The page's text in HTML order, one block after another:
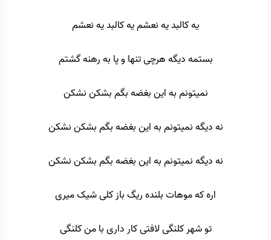
یه کالبد یه نعشم یه کالبد یه نعشم
بستمه دیگه هرچی تنها و پا به رهنه گشتم
نمیتونم به این بغضه بگم بشکن نشکن
نه دیگه نمیتونم به این بغضه بگم بشکن نشکن
نه دیگه نمیتونم به این بغضه بگم بشکن نشکن
اره که موهات بلنده ریگ باز کلی شیک میری
تو شهر کلنگی لافتی کار داری با من کلنگی